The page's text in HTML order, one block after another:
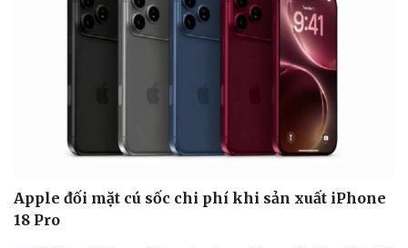
Apple đối mặt cú sốc chi phí khi sản xuất iPhone
18 Pro